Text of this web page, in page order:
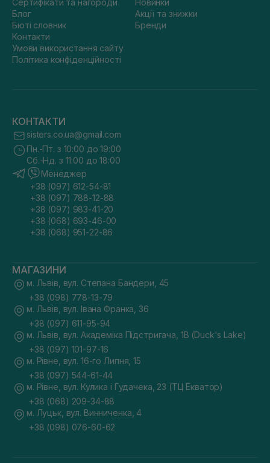
Сертифікати та нагороди
Блог
Бюті словник
Контакти
Умови використання сайту
Політика конфіденційності
Новинки
Акції та знижки
Бренди
КОНТАКТИ
sisters.co.ua@gmail.com
Пн.-Пт. з 10:00 до 19:00
Сб.-Нд. з 11:00 до 18:00
Менеджер
+38 (097) 612-54-81
+38 (097) 788-12-88
+38 (097) 983-41-20
+38 (068) 693-46-00
+38 (068) 951-22-86
МАГАЗИНИ
м. Львів, вул. Степана Бандери, 45
+38 (098) 778-13-79
м. Львів, вул. Івана Франка, 36
+38 (097) 611-95-94
м. Львів, вул. Академіка Підстригача, 1В (Duck's Lake)
+38 (097) 101-97-16
м. Рівне, вул. 16-го Липня, 15
+38 (097) 544-61-44
м. Рівне, вул. Кулика і Гудачека, 23 (ТЦ Екватор)
+38 (068) 209-34-88
м. Луцьк, вул. Винниченка, 4
+38 (098) 076-60-62